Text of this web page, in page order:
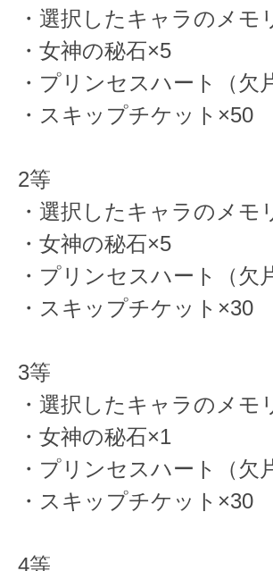
・選択したキャラのメモ
・女神の秘石×5
・プリンセスハート（欠
・スキップチケット×50
2等
・選択したキャラのメモ
・女神の秘石×5
・プリンセスハート（欠
・スキップチケット×30
3等
・選択したキャラのメモ
・女神の秘石×1
・プリンセスハート（欠
・スキップチケット×30
4等